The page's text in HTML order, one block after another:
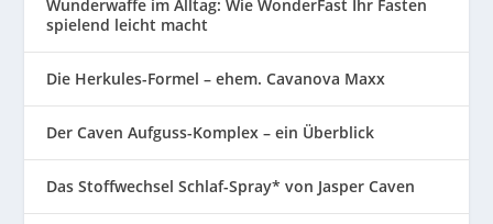
Wunderwaffe im Alltag: Wie WonderFast Ihr Fasten
spielend leicht macht
Die Herkules-Formel – ehem. Cavanova Maxx
Der Caven Aufguss-Komplex – ein Überblick
Das Stoffwechsel Schlaf-Spray* von Jasper Caven